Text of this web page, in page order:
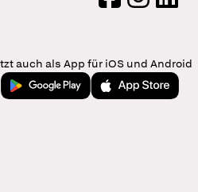
auch als App für iOS und Android
Jetzt bei Google PlayLaden im App Store